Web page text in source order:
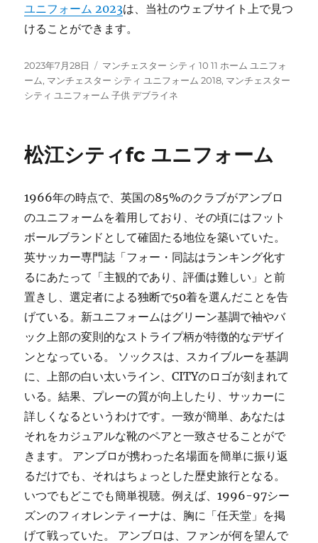
ユニフォーム 2023は、当社のウェブサイト上で見つ
けることができます。
投
稿
日:
2023年7月28日
タ
グ
マンチェスター シティ 10 11 ホーム ユニフォ
ーム, マンチェスター シティ ユニフォーム 2018, マンチェスター
シティ ユニフォーム 子供 デブライネ
松江シティfc ユニフォーム
1966年の時点で、英国の85%のクラブがアンブロ
のユニフォームを着用しており、その頃にはフット
ボールブランドとして確固たる地位を築いていた。
英サッカー専門誌「フォー・同誌はランキング化す
るにあたって「主観的であり、評価は難しい」と前
置きし、選定者による独断で50着を選んだことを告
げている。新ユニフォームはグリーン基調で袖やバ
ック上部の変則的なストライプ柄が特徴的なデザイ
ンとなっている。 ソックスは、スカイブルーを基調
に、上部の白い太いライン、CITYのロゴが刻まれて
いる。結果、プレーの質が向上したり、サッカーに
詳しくなるというわけです。一致が簡単、あなたは
それをカジュアルな靴のペアと一致させることがで
きます。 アンブロが携わった名場面を簡単に振り返
るだけでも、それはちょっとした歴史旅行となる。
いつでもどこでも簡単視聴。例えば、1996-97シー
ズンのフィオレンティーナは、胸に「任天堂」を掲
げて戦っていた。 アンブロは、ファンが何を望んで